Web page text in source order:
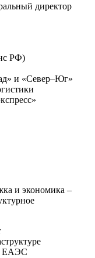
директор
РФ)
и «Север–Юг»
и экономика –
ЕАЭС